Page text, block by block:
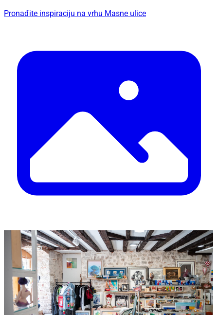
Pronađite inspiraciju na vrhu Masne ulice